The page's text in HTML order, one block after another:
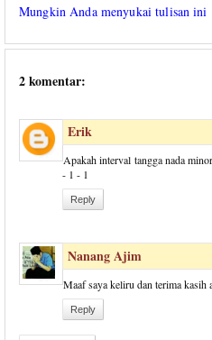
Mungkin Anda menyukai tulisan ini
2 komentar:
Erik
Apakah interval tangga nada
- 1 - 1
Reply
Nanang Ajim
Maaf saya keliru dan terima kasih
Reply